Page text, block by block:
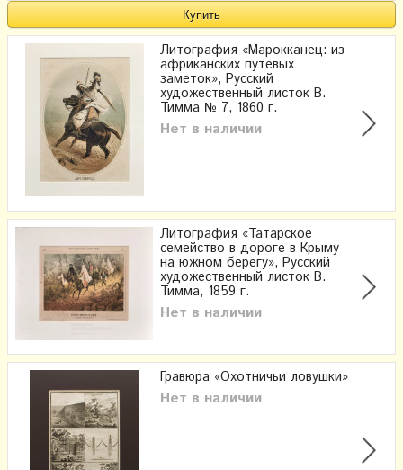
Литография «Марокканец: из
африканских путевых
заметок», Русский
художественный листок В.
Тимма № 7, 1860 г.
Нет в наличии
Литография «Татарское
семейство в дороге в Крыму
на южном берегу», Русский
художественный листок В.
Тимма, 1859 г.
Нет в наличии
Гравюра «Охотничьи ловушки»
Нет в наличии